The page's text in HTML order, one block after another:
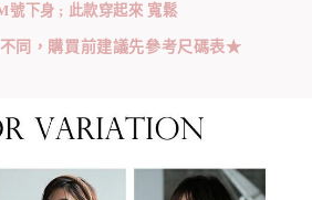
號下身 ; 此款穿起來 寬鬆
同，購買前建議先參考尺碼表★